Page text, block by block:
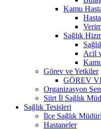
Kamu
Sağlık
Acil
Görev ve Yetkiler
GÖREV
Organizasyon
Siirt İl Sağlık
Sağlık Tesisleri
İlçe Sağlık
Hastaneler